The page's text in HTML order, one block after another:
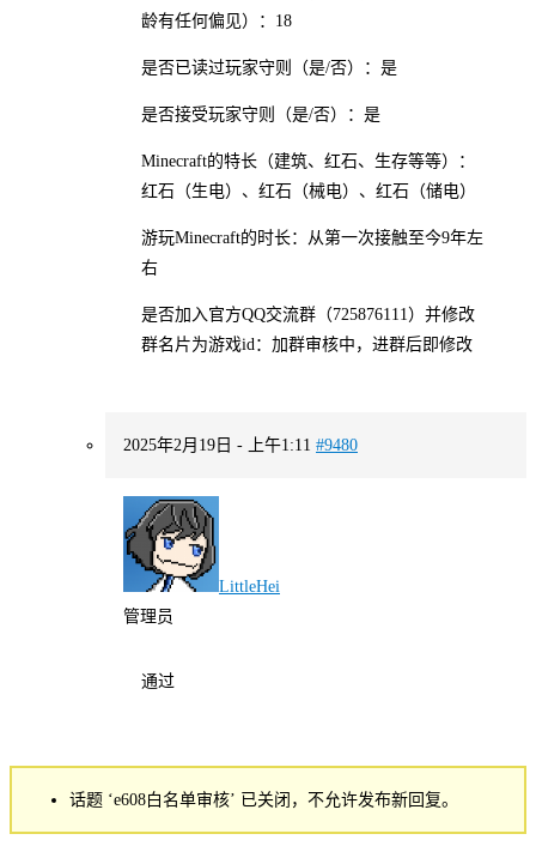
龄有任何偏见）：18
是否已读过玩家守则（是/否）：是
是否接受玩家守则（是/否）：是
Minecraft的特长（建筑、红石、生存等等）：
红石（生电）、红石（械电）、红石（储电）
游玩Minecraft的时长：从第一次接触至今9年左
右
是否加入官方QQ交流群（725876111）并修改
群名片为游戏id：加群审核中，进群后即修改
2025年2月19日 - 上午1:11 #9480
LittleHei
管理员
通过
话题 ‘e608白名单审核’ 已关闭，不允许发布新回复。